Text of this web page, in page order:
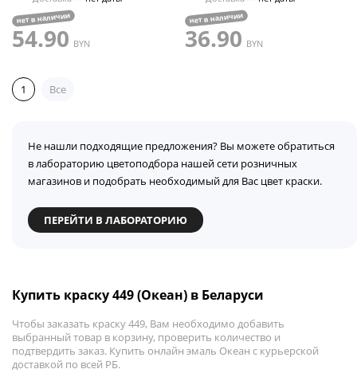
нет в наличии
54.90 BYN
нет в наличии
36.90 BYN
1 Все
Не нашли подходящие предложения? Вы можете обратиться
в лабораторию цветоподбора нашей сети розничных
магазинов и подобрать необходимый для Вас цвет краски.
ПЕРЕЙТИ В ЛАБОРАТОРИЮ
Купить краску 449 (Океан) в Беларуси
Чтобы заказать краску 449, Вам необходимо добавить
выбранный товар в корзину, проверить количество и
подтвердить заказ. Купить онлайн эмаль Океан с курьерской
доставкой по всей РБ.